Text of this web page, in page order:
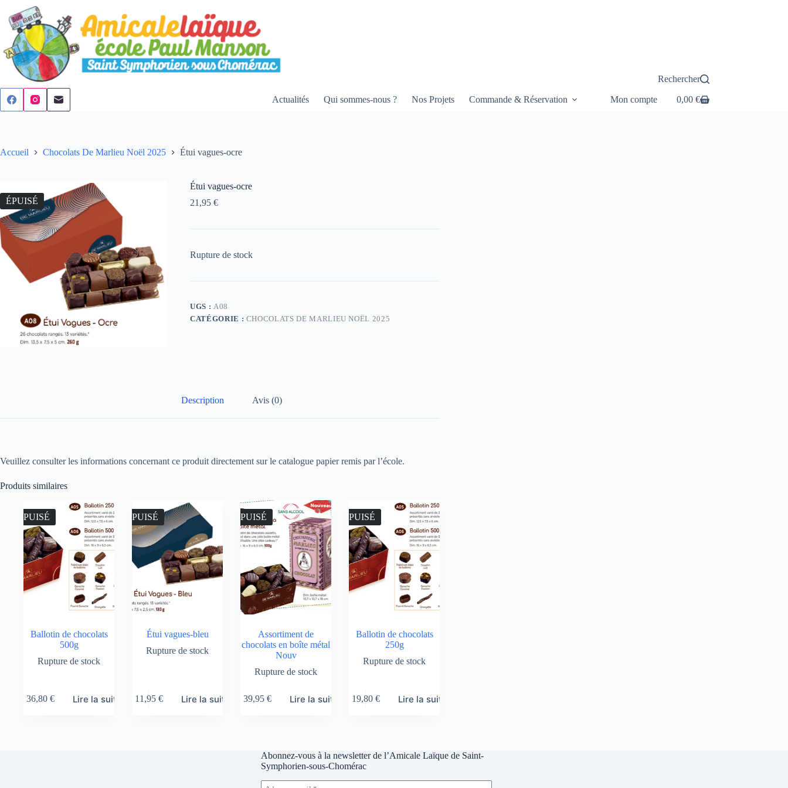
contenu
Rechercher
Actualités Qui sommes-nous ? Nos Projets Commande & Réservation Mon compte
Panier
0,00 €
Accueil Chocolats De Marlieu Noël 2025 Étui vagues-ocre
ÉPUISÉ
Étui vagues-ocre
21,95 €
Rupture de stock
UGS : A08
CATÉGORIE : CHOCOLATS DE MARLIEU NOËL 2025
Description Avis (0)
Veuillez consulter les informations concernant ce produit directement sur le catalogue papier remis par l’école.
Produits similaires
ÉPUISÉ
Ballotin de chocolats
500g
Rupture de stock
36,80 € Lire la suite
ÉPUISÉ
Étui vagues-bleu
Rupture de stock
11,95 € Lire la suite
ÉPUISÉ
Assortiment de
chocolats en boîte métal
Nouv
Rupture de stock
39,95 € Lire la suite
ÉPUISÉ
Ballotin de chocolats
250g
Rupture de stock
19,80 € Lire la suite
Abonnez-vous à la newsletter de l’Amicale Laïque de Saint-
Symphorien-sous-Chomérac